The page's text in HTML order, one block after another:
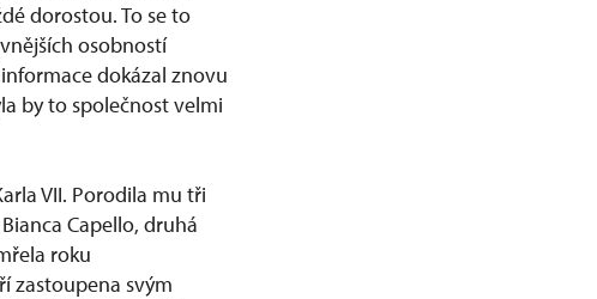
dorostou. To se to
osobností
dokázal znovu
by to společnost velmi
VII. Porodila mu tři
Capello, druhá
roku
zastoupena svým